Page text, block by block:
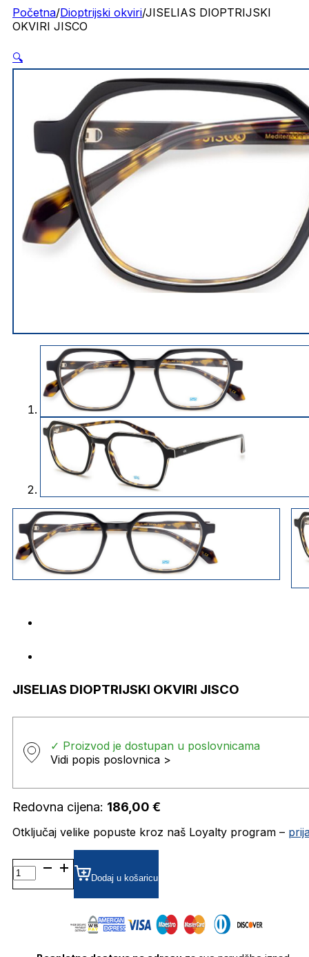
Početna/Dioptrijski okviri/JISELIAS DIOPTRIJSKI
OKVIRI JISCO
🔍
JISELIAS DIOPTRIJSKI OKVIRI JISCO
✓ Proizvod je dostupan u poslovnicama
Vidi popis poslovnica >
Redovna cijena: 186,00 €
Otključaj velike popuste kroz naš Loyalty program –
JISELIAS DIOPTRIJSKI
OKVIRI
JISCO
Dodaj u košaricu